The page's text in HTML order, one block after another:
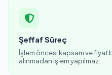
Şeffaf Süreç
İşlem öncesi kapsam ve fiyat
alınmadan işlem yapılmaz.